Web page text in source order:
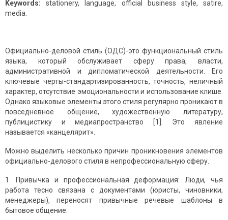
Keywords:stationery, language, official business style, satire,
media.
Официально-деловой стиль (ОДС)-это функциональный стиль
языка, который обслуживает сферу права, власти,
административной и дипломатической деятельности. Его
ключевые черты-стандартизированность, точность, неличный
характер, отсутствие эмоциональности и использование клише.
Однако языковые элементы этого стиля регулярно проникают в
повседневное общение, художественную литературу,
публицистику и медиапространство [1]. Это явление
называется «канцелярит».
Можно выделить несколько причин проникновения элементов
официально-делового стиля в непрофессиональную сферу.
Привычка и профессиональная деформация: Люди, чья
работа тесно связана с документами (юристы, чиновники,
менеджеры), переносят привычные речевые шаблоны в
бытовое общение.